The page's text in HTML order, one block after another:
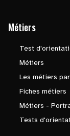
Métiers
Test
Métiers
Les métiers
Fiches métiers
Métiers -
Tests